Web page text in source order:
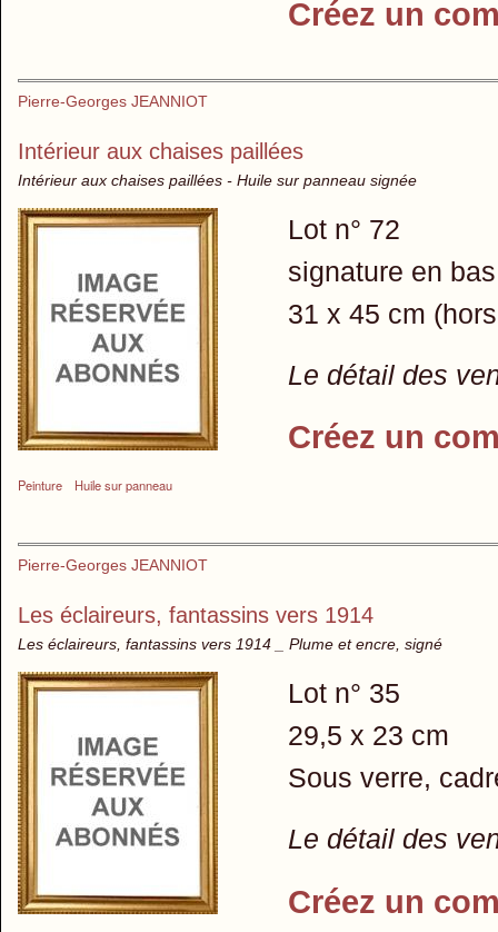
Créez un
Pierre-Georges JEANNIOT
Intérieur aux chaises paillées
Intérieur aux chaises paillées - Huile sur panneau signée
Peinture Huile sur panneau
Lot n° 72
signature en
31 x 45 cm
Le détail des
Créez un
Pierre-Georges JEANNIOT
Les éclaireurs, fantassins vers 1914
Les éclaireurs, fantassins vers 1914 _ Plume et encre, signé
Lot n° 35
29,5 x 23 cm
Sous verre,
Le détail des
Créez un